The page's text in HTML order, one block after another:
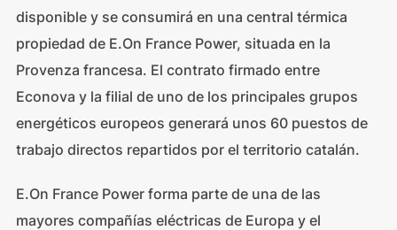
disponible y se consumirá en una central térmica
propiedad de E.On France Power, situada en la
Provenza francesa. El contrato firmado entre
Econova y la filial de uno de los principales grupos
energéticos europeos generará unos 60 puestos de
trabajo directos repartidos por el territorio catalán.
E.On France Power forma parte de una de las
mayores compañías eléctricas de Europa y el